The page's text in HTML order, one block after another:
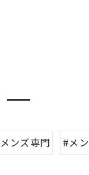
ンズ専門 #メ